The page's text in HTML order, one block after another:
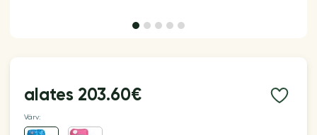
alates 203.60€
Värv: